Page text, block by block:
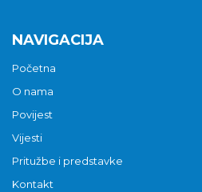
NAVIGACIJA
Početna
O nama
Povijest
Vijesti
Pritužbe i predstavke
Kontakt